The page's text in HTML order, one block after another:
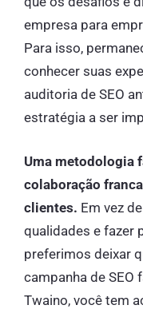
empresa para
Para isso,
conhecer suas
auditoria de SEO
estratégia a ser
Uma metodologia
colaboração
clientes. Em vez
qualidades e fazer
preferimos deixar
campanha de SEO
Twaino, você tem